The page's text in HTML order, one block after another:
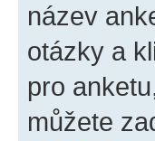
název
otázky a
pro
můžete